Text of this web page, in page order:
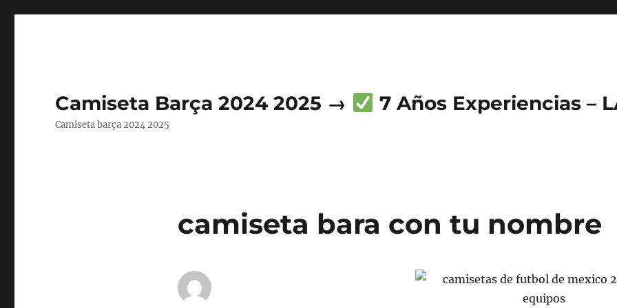
Camiseta Barça 2024 2025 → 7 Años Experiencias –
Camiseta barça 2024 2025
camiseta bara con tu nombre